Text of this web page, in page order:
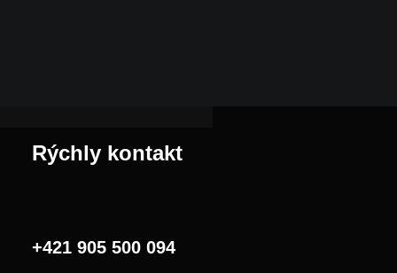
Rýchly kontakt
+421 905 500 094